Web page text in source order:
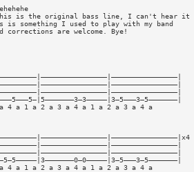
is the original bass line, I can't hear it
something I used to play with my band
corrections are welcome. Bye!
4 a 1 a 2 a 3 a 4 a 1 a 2 a 3 a 4 a
4 a 1 a 2 a 3 a 4 a 1 a 2 a 3 a 4 a